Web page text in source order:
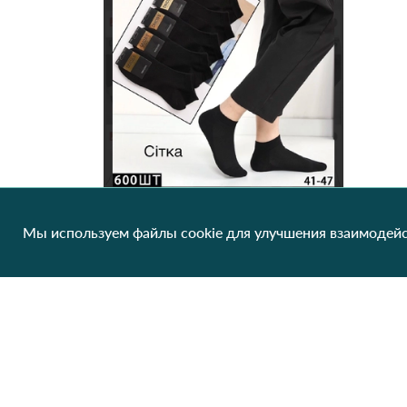
Мы используем файлы cookie для улучшения